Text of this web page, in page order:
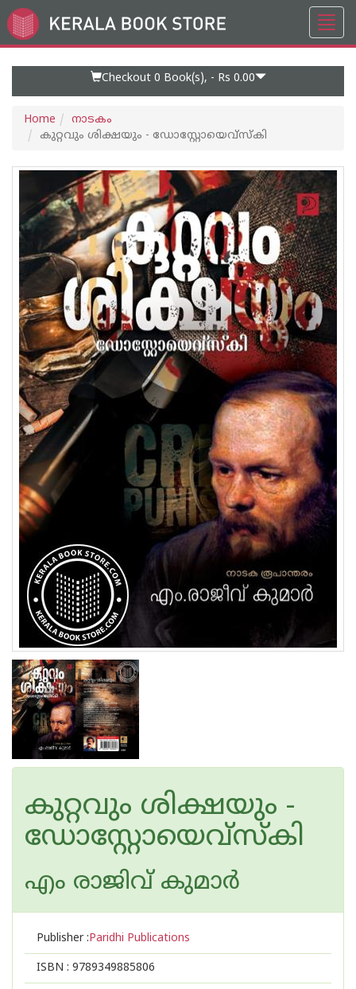
Go
to
Checkout 0 Book(s), - Rs 0.00
Home
നാടകം
കുറ്റവും ശിക്ഷയും - ഡോസ്റ്റോയെവ്സ്കി
കുറ്റവും ശിക്ഷയും -
ഡോസ്റ്റോയെവ്സ്കി
എം രാജിവ് കുമാര്‍
Publisher :Paridhi Publications
ISBN : 9789349885806